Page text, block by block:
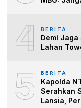
4 BERITA
Demi Jaga
Lahan
5 BERITA
Kapolda
Serahkan
Lansia,